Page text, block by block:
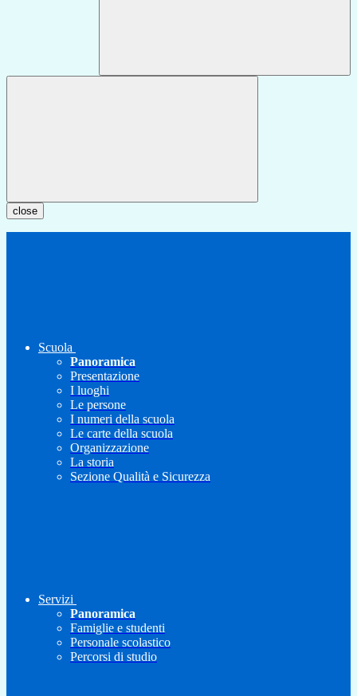
close
Scuola
Panoramica
Presentazione
I luoghi
Le persone
I numeri della scuola
Le carte della scuola
Organizzazione
La storia
Sezione Qualità e Sicurezza
Servizi
Panoramica
Famiglie e studenti
Personale scolastico
Percorsi di studio